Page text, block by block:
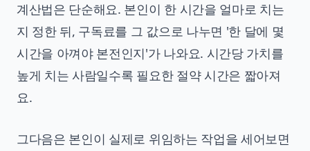
계산법은 단순해요. 본인이 한 시간을 얼마로 치는
지 정한 뒤, 구독료를 그 값으로 나누면 '한 달에 몇
시간을 아껴야 본전인지'가 나와요. 시간당 가치를
높게 치는 사람일수록 필요한 절약 시간은 짧아져
요.
그다음은 본인이 실제로 위임하는 작업을 세어보면